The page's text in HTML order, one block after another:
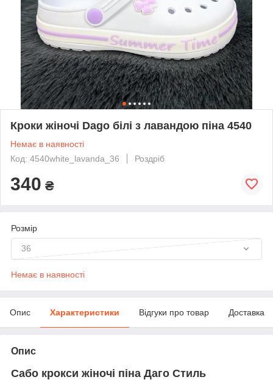
Кроки жіночі Dago білі з лавандою піна 4540
Немає в наявності
Код: 4540white_lavanda_36
Роздріб
340 ₴
Розмір
36
Немає в наявності
Опис Характеристики Відгуки про товар Доставка
Опис
Сабо крокси жіночі піна Даго Стиль